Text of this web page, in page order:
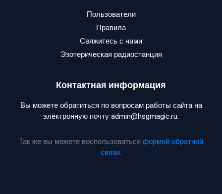
Пользователи
Правила
Свяжитесь с нами
Эзотерическая радиостанция
Контактная информация
Вы можете обратиться по вопросам работы сайта на
электронную почту admin@hsgmagic.ru.
Так же вы можете воспользоваться формой обратной
связи.